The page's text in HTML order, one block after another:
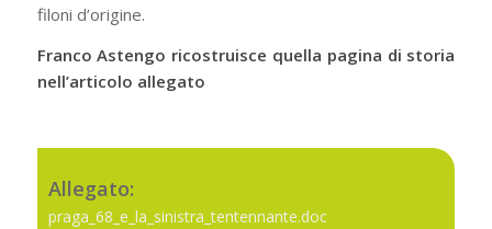
filoni d’origine.
Franco Astengo ricostruisce quella pagina di storia
nell’articolo allegato
Allegato:
praga_68_e_la_sinistra_tentennante.doc